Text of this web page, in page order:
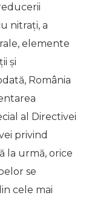
nitrați, a
elemente
și
România
al Directivei
privind
la urmă, orice
se
cele mai